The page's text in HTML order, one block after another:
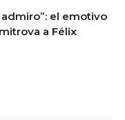
el emotivo
a Félix